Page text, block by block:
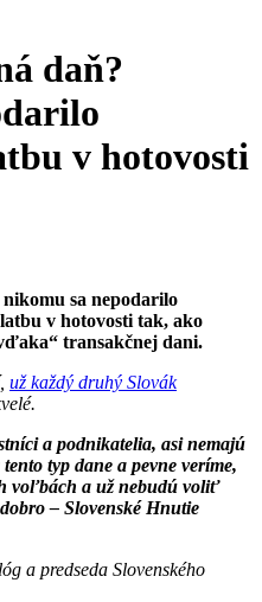
daň?
v hotovosti
sa nepodarilo
v hotovosti tak, ako
transakčnej dani.
už každý druhý Slovák
a podnikatelia, asi nemajú
typ dane a pevne veríme,
voľbách a už nebudú voliť
– Slovenské Hnutie
a predseda Slovenského